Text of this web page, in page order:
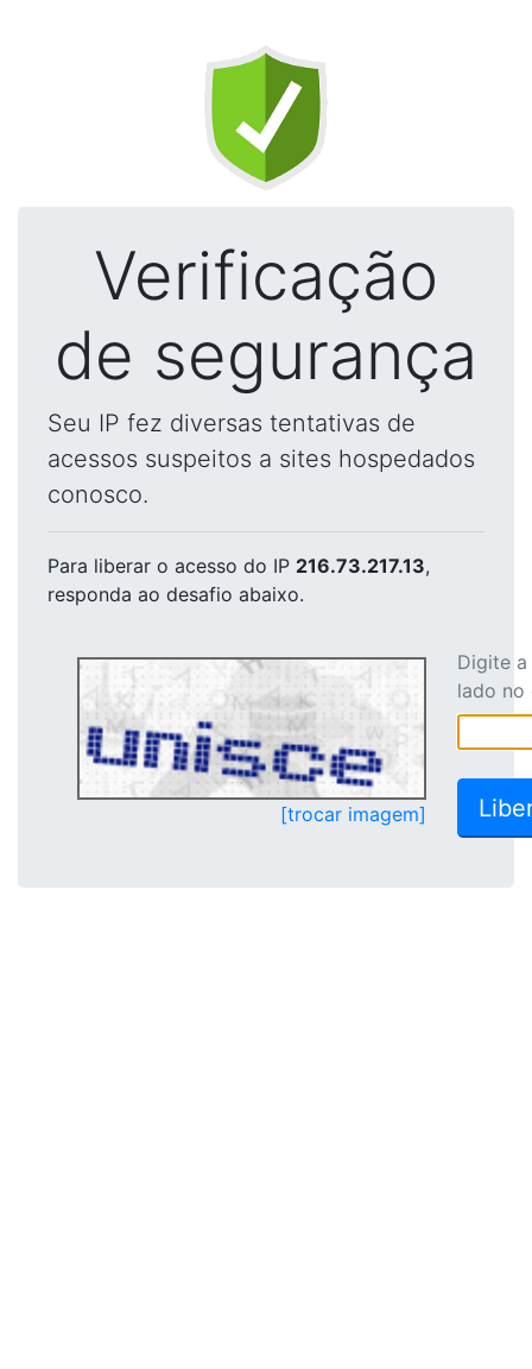
Verificação
de segurança
Seu IP fez diversas tentativas de
acessos suspeitos a sites hospedados
conosco.
Para liberar o acesso do IP 216.73.217.13,
responda ao desafio abaixo.
[trocar imagem]
Digite
lado no